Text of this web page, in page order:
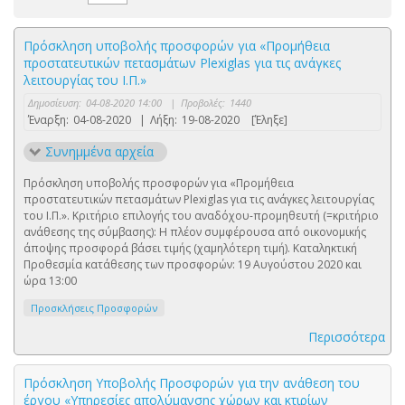
Πρόσκληση υποβολής προσφορών για «Προμήθεια
προστατευτικών πετασμάτων Plexiglas για τις ανάγκες
λειτουργίας του Ι.Π.»
Δημοσίευση: 04-08-2020 14:00 | Προβολές: 1440
Έναρξη: 04-08-2020 | Λήξη: 19-08-2020 [Έληξε]
Συνημμένα αρχεία
Πρόσκληση υποβολής προσφορών για «Προμήθεια
προστατευτικών πετασμάτων Plexiglas για τις ανάγκες λειτουργίας
του Ι.Π.». Κριτήριο επιλογής του αναδόχου-προμηθευτή (=κριτήριο
ανάθεσης της σύμβασης): Η πλέον συμφέρουσα από οικονομικής
άποψης προσφορά βάσει τιμής (χαμηλότερη τιμή). Καταληκτική
Προθεσμία κατάθεσης των προσφορών: 19 Αυγούστου 2020 και
ώρα 13:00
Προσκλήσεις Προσφορών
Περισσότερα
Πρόσκληση Υποβολής Προσφορών για την ανάθεση του
έργου «Υπηρεσίες απολύμανσης χώρων και κτιρίων